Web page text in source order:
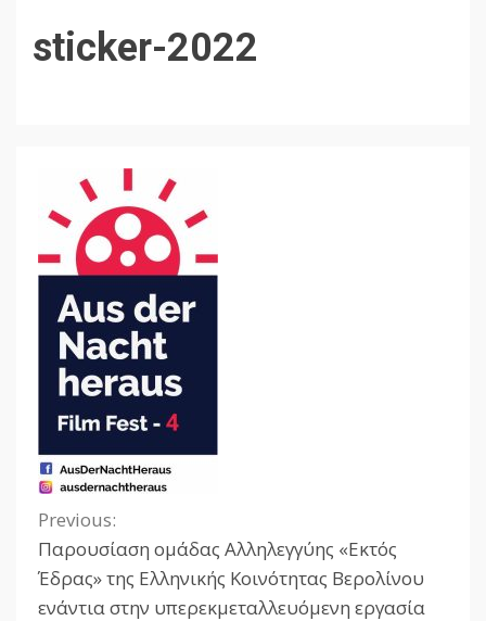
sticker-2022
Continue
Reading
Previous:
Παρουσίαση ομάδας Αλληλεγγύης «Εκτός
Έδρας» της Ελληνικής Κοινότητας Βερολίνου
ενάντια στην υπερεκμεταλλευόμενη εργασία